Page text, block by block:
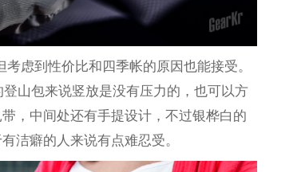
虑到性价比和四季帐的原因也能接受。
山包来说竖放是没有压力的，也可以方
，中间处还有手提设计，不过银桦白的
洁癖的人来说有点难忍受。